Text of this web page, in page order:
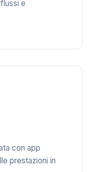
e
con app
prestazioni in